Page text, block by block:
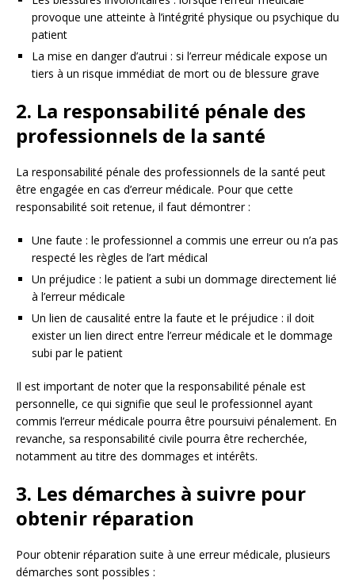
provoque une atteinte à l’intégrité physique ou psychique du
patient
La mise en danger d’autrui : si l’erreur médicale expose un
tiers à un risque immédiat de mort ou de blessure grave
2. La responsabilité pénale des
professionnels de la santé
La responsabilité pénale des professionnels de la santé peut
être engagée en cas d’erreur médicale. Pour que cette
responsabilité soit retenue, il faut démontrer :
Une faute : le professionnel a commis une erreur ou n’a pas
respecté les règles de l’art médical
Un préjudice : le patient a subi un dommage directement lié
à l’erreur médicale
Un lien de causalité entre la faute et le préjudice : il doit
exister un lien direct entre l’erreur médicale et le dommage
subi par le patient
Il est important de noter que la responsabilité pénale est
personnelle, ce qui signifie que seul le professionnel ayant
commis l’erreur médicale pourra être poursuivi pénalement. En
revanche, sa responsabilité civile pourra être recherchée,
notamment au titre des dommages et intérêts.
3. Les démarches à suivre pour
obtenir réparation
Pour obtenir réparation suite à une erreur médicale, plusieurs
démarches sont possibles :